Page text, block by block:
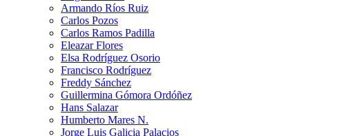
Armando Ríos Ruiz
Carlos Pozos
Carlos Ramos Padilla
Eleazar Flores
Elsa Rodríguez Osorio
Francisco Rodríguez
Freddy Sánchez
Guillermina Gómora Ordóñez
Hans Salazar
Humberto Mares N.
Jorge Luis Galicia Palacios